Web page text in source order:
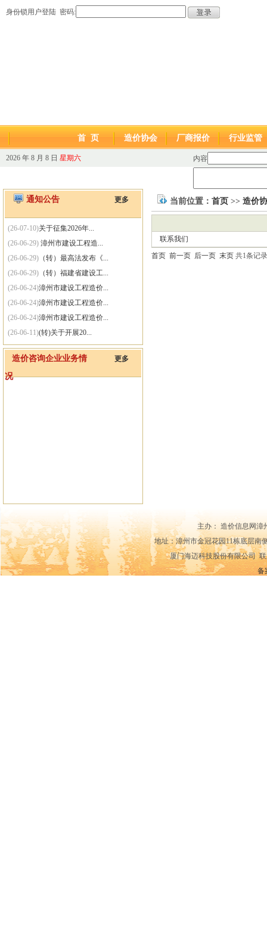
身份锁用户登陆 密码:
首 页 造价协会 厂商报价 行业监管
2026 年 8 月 8 日 星期六 内容
通知公告 更多
(26-07-10)关于征集2026年...
(26-06-29) 漳州市建设工程造...
(26-06-29) （转）最高法发布《...
(26-06-29) （转）福建省建设工...
(26-06-24)漳州市建设工程造价...
(26-06-24)漳州市建设工程造价...
(26-06-24)漳州市建设工程造价...
(26-06-11)(转)关于开展20...
(26-06-11)（转）漳州市住房和...
(26-06-01)(转)住房城乡建设...
(25-09-30)关于网站系统维护的通知
造价咨询企业业务情
况
更多
当前位置： 首页 >> 造价
联系我们
首页 前一页 后一页 末页 共1条记
主办： 造价信息网
地址：漳州市金冠花园11栋底层南
厦门海迈科技股份有限公司 联
备